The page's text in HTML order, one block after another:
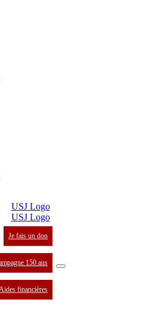
Je fais un don
150 ans
financières